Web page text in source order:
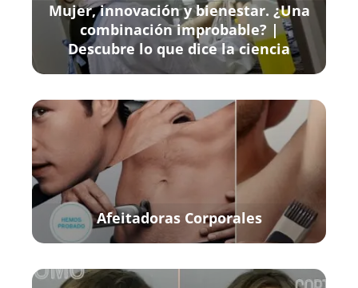
Mujer, innovación y bienestar. ¿Una
combinación improbable? |
Descubre lo que dice la ciencia
Afeitadoras Corporales